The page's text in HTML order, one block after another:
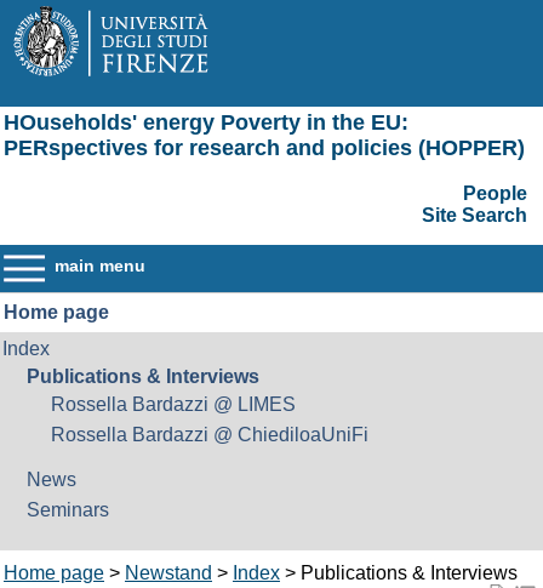
HOuseholds' energy Poverty in the EU:
PERspectives for research and policies (HOPPER)
People
Site Search
main menu
Home page
Index
Publications & Interviews
Rossella Bardazzi @ LIMES
Rossella Bardazzi @ ChiediloaUniFi
News
Seminars
Home page > Newstand > Index > Publications & Interviews